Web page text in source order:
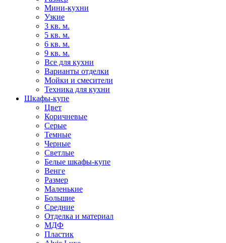
Мини-кухни
Узкие
3 кв. м.
5 кв. м.
6 кв. м.
9 кв. м.
Все для кухни
Варианты отделки
Мойки и смесители
Техника для кухни
Шкафы-купе
Цвет
Коричневые
Серые
Темные
Черные
Светлые
Белые шкафы-купе
Венге
Размер
Маленькие
Большие
Средние
Отделка и материал
МДФ
Пластик